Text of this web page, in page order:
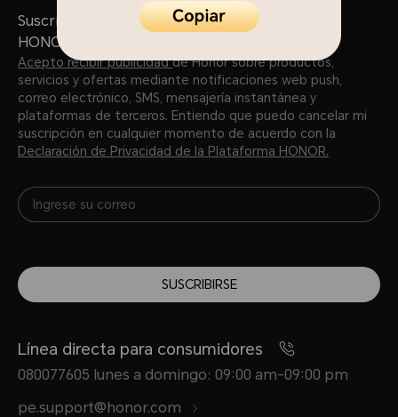
Suscríbete A Nuestro Newsletter - Descubrir
HONOR
Acepto recibir publicidadde Honor sobre productos,
servicios y ofertas mediante notificaciones web push,
correo electrónico, SMS, mensajería instantánea y
plataformas de terceros. Entiendo que puedo cancelar mi
suscripción en cualquier momento de acuerdo con la
Declaración de Privacidad de la Plataforma HONOR.
SUSCRIBIRSE
Línea directa para consumidores
080077605 lunes a domingo: 09:00 am-09:00 pm
pe.support@honor.com